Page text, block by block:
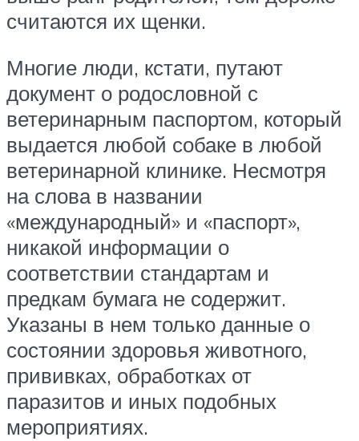
считаются их щенки.
Многие люди, кстати, путают
документ о родословной с
ветеринарным паспортом, который
выдается любой собаке в любой
ветеринарной клинике. Несмотря
на слова в названии
«международный» и «паспорт»,
никакой информации о
соответствии стандартам и
предкам бумага не содержит.
Указаны в нем только данные о
состоянии здоровья животного,
прививках, обработках от
паразитов и иных подобных
мероприятиях.